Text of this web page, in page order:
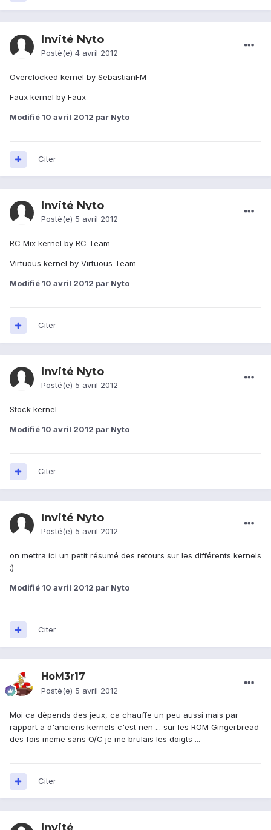
Invité Nyto
Posté(e) 4 avril 2012
Overclocked kernel by SebastianFM
Faux kernel by Faux
Modifié 10 avril 2012 par Nyto
Citer
Invité Nyto
Posté(e) 5 avril 2012
RC Mix kernel by RC Team
Virtuous kernel by Virtuous Team
Modifié 10 avril 2012 par Nyto
Citer
Invité Nyto
Posté(e) 5 avril 2012
Stock kernel
Modifié 10 avril 2012 par Nyto
Citer
Invité Nyto
Posté(e) 5 avril 2012
on mettra ici un petit résumé des retours sur les différents kernels
:)
Modifié 10 avril 2012 par Nyto
Citer
HoM3r17
Posté(e) 5 avril 2012
Moi ca dépends des jeux, ca chauffe un peu aussi mais par
rapport a d'anciens kernels c'est rien ... sur les ROM Gingerbread
des fois meme sans O/C je me brulais les doigts ...
Citer